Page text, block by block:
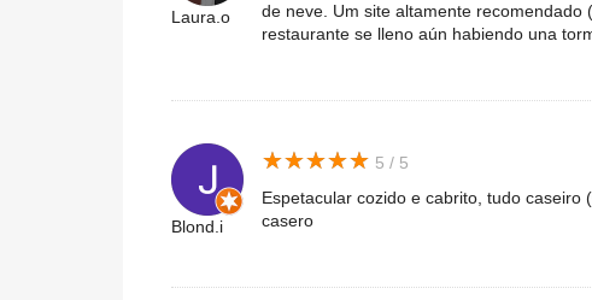
Laura.o
de neve. Um site altamente
restaurante se lleno aún habiendo una
Blond.i
★★★★★
★★★★★ 5 / 5
Espetacular cozido e cabrito, tudo caseiro
casero